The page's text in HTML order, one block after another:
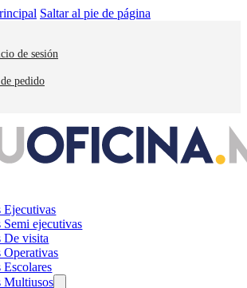
Saltar al pie de página
de sesión
pedido
Ejecutivas
Semi ejecutivas
De visita
Operativas
Escolares
Multiusos